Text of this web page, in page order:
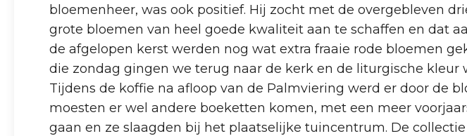
bloemenheer, was ook positief. Hij zocht met de overgebleven
grote bloemen van heel goede kwaliteit aan te schaffen en dat
de afgelopen kerst werden nog wat extra fraaie rode bloemen
die zondag gingen we terug naar de kerk en de liturgische kleur
Tijdens de koffie na afloop van de Palmviering werd er door de
moesten er wel andere boeketten komen, met een meer
gaan en ze slaagden bij het plaatselijke tuincentrum. De